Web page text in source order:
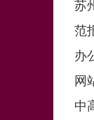
苏
范
办
网
中